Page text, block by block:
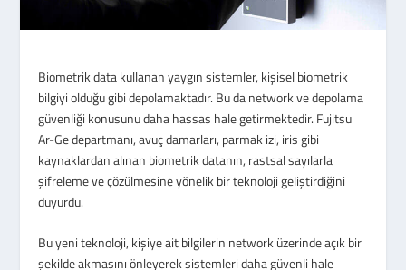
Biometrik data kullanan yaygın sistemler, kişisel biometrik
bilgiyi olduğu gibi depolamaktadır. Bu da network ve depolama
güvenliği konusunu daha hassas hale getirmektedir. Fujitsu
Ar-Ge departmanı, avuç damarları, parmak izi, iris gibi
kaynaklardan alınan biometrik datanın, rastsal sayılarla
şifreleme ve çözülmesine yönelik bir teknoloji geliştirdiğini
duyurdu.
Bu yeni teknoloji, kişiye ait bilgilerin network üzerinde açık bir
şekilde akmasını önleyerek sistemleri daha güvenli hale